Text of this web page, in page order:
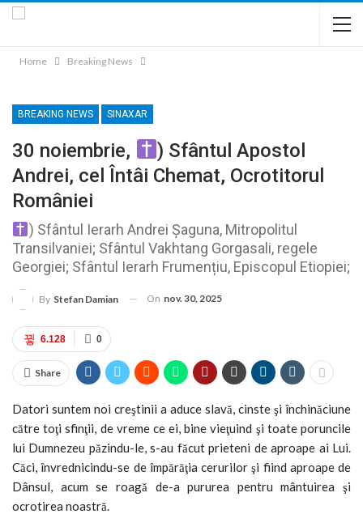
Home Breaking News
BREAKING NEWS SINAXAR
30 noiembrie,
) Sfântul Apostol
Andrei, cel Întâi Chemat, Ocrotitorul
României
) Sfântul Ierarh Andrei Șaguna, Mitropolitul
Transilvaniei; Sfântul Vakhtang Gorgasali, regele
Georgiei; Sfântul Ierarh Frumențiu, Episcopul Etiopiei;
By Stefan Damian On nov. 30, 2025
0
6.128
Share
Datori suntem noi creştinii a aduce slavă, cinste şi închinăciune
către toţi sfinţii, de vreme ce ei, bine vieţuind şi toate poruncile
lui Dumnezeu păzindu-le, s-au făcut prieteni de aproape ai Lui.
Căci, învrednicindu-se de împărăţia cerurilor şi fiind aproape de
Dânsul, acum se roagă de-a pururea pentru mântuirea şi
ocrotirea noastră.